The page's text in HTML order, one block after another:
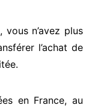
n’avez plus
l’achat de
en France, au